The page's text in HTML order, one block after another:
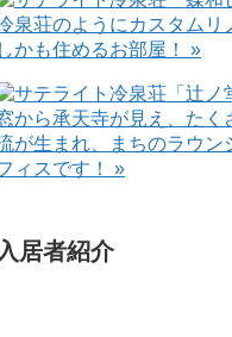
泉荘のようにカスタムリ
しかも住めるお部屋！ »
から承天寺が見え、たく
が生まれ、まちのラウン
ィスです！ »
入居者紹介